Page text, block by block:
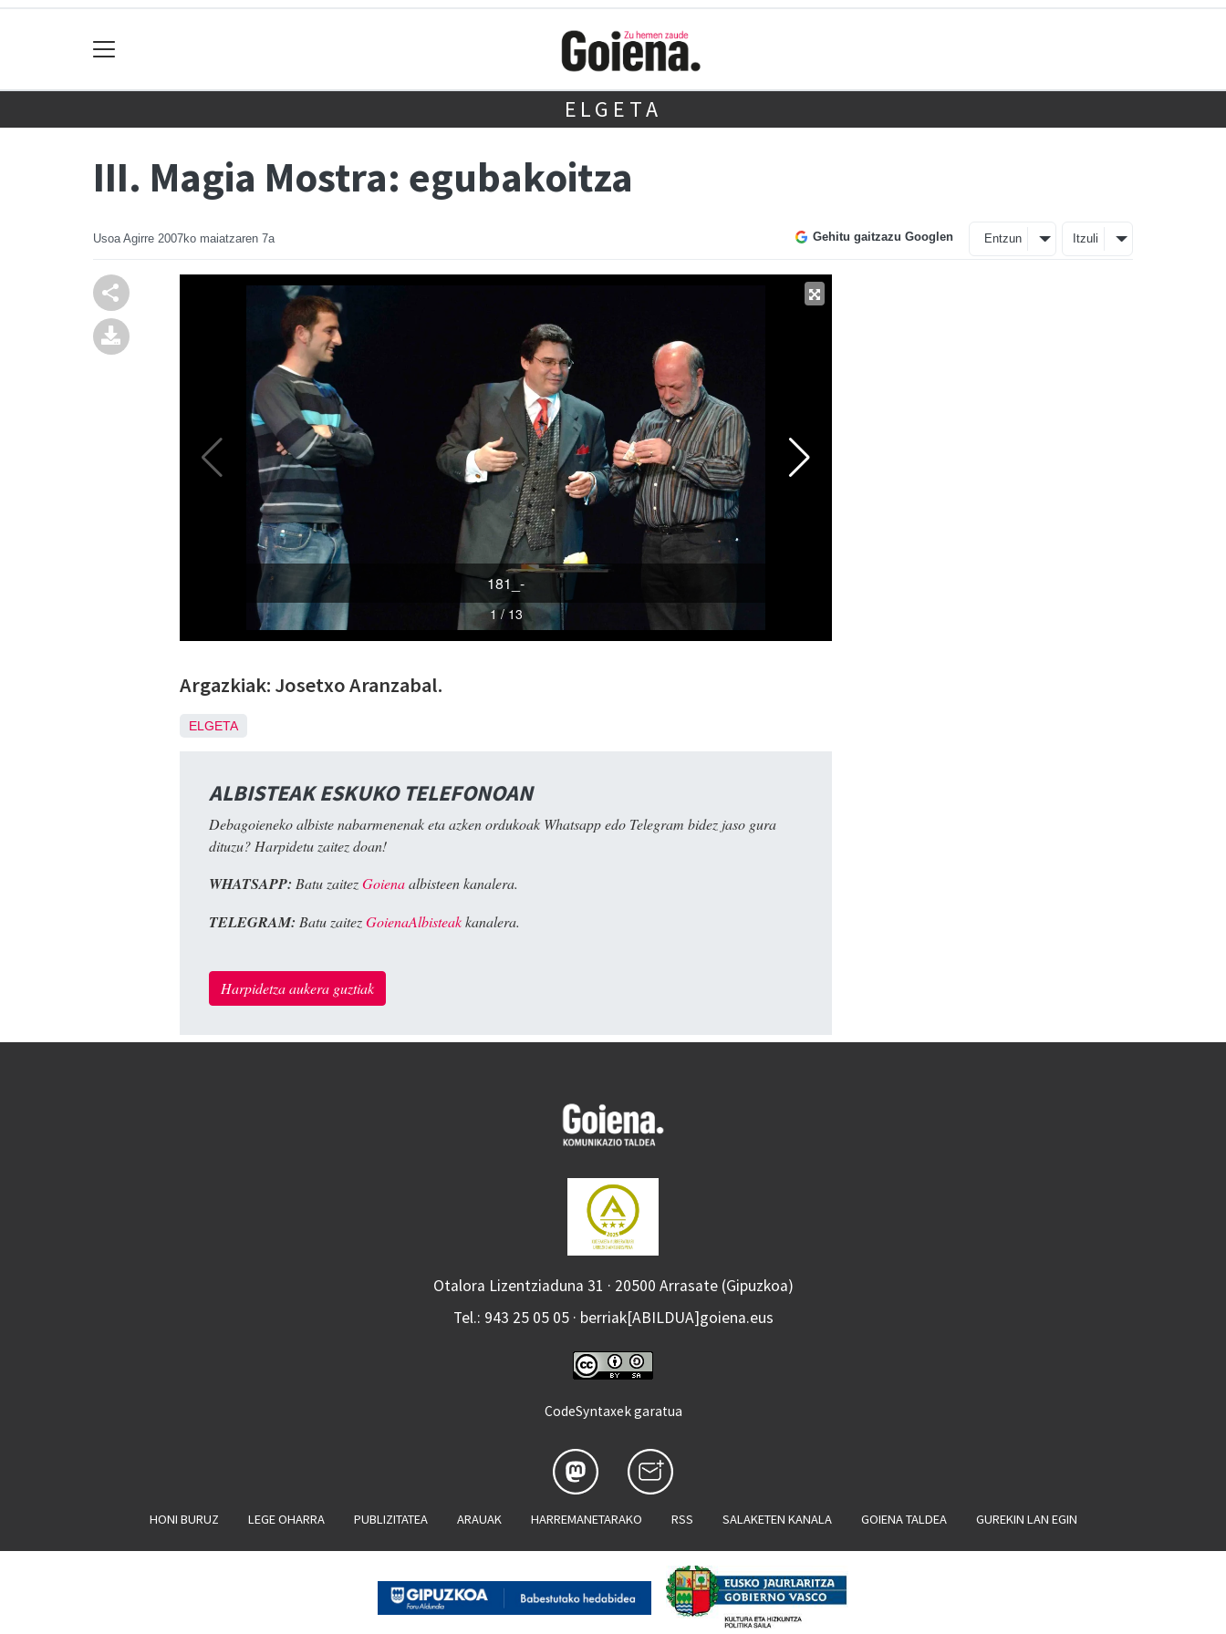
ELGETA
III. Magia Mostra: egubakoitza
Usoa Agirre 2007ko maiatzaren 7a Gehitu gaitzazu Googlen Entzun Itzuli
Argazkiak: Josetxo Aranzabal.
ELGETA
ALBISTEAK ESKUKO TELEFONOAN
Debagoieneko albiste nabarmenenak eta azken ordukoak Whatsapp edo Telegram bidez jaso gura
dituzu? Harpidetu zaitez doan!
WHATSAPP: Batu zaitezGoienaalbisteen kanalera.
TELEGRAM: Batu zaitezGoienaAlbisteakkanalera.
Harpidetza aukera guztiak
Otalora Lizentziaduna 31 · 20500 Arrasate (Gipuzkoa)
Tel.: 943 25 05 05 · berriak[ABILDUA]goiena.eus
CodeSyntaxek garatua
HONI BURUZ LEGE OHARRA PUBLIZITATEA ARAUAK HARREMANETARAKO RSS SALAKETEN KANALA GOIENA TALDEA GUREKIN LAN EGIN